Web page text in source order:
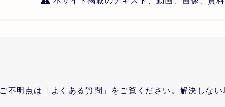
ご不明点は「よくある質問」をご覧ください。解決しな